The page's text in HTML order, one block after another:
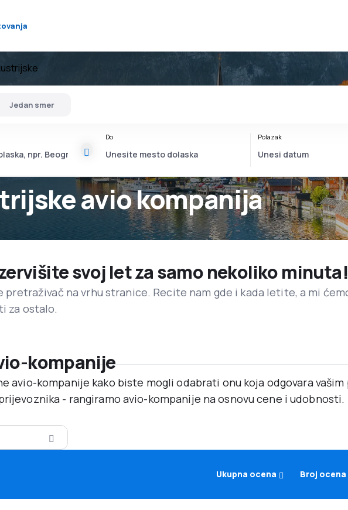
avio kompanija
Jedan smer
Do Polazak
svoj let za samo nekoliko minuta!
pretraživač na vrhu stranice. Recite nam gde i kada letite, a mi
za ostalo.
kompanije
avio-kompanije kako biste mogli odabrati onu koja odgovara
- rangiramo avio-kompanije na osnovu cene i udobnosti.
Ukupna ocena Broj ocena